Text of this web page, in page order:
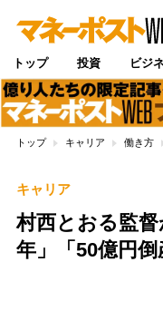
トップ 投資 ビジ
トップ キャリア 働き方
キャリア
村西とおる監
年」「50億円